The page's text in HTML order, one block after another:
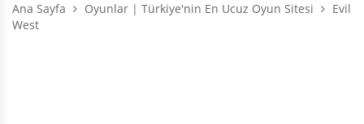
Ana Sayfa Oyunlar | Türkiye'nin En Ucuz Oyun Sitesi
Evil
West